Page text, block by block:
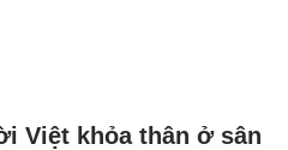
Việt khỏa thân ở sân